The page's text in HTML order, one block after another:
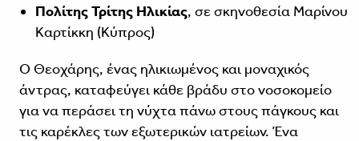
Πολίτης Τρίτης Ηλικίας, σε σκηνοθεσία Μαρίνου
Καρτίκκη (Κύπρος)
Ο Θεοχάρης, ένας ηλικιωμένος και μοναχικός
άντρας, καταφεύγει κάθε βράδυ στο νοσοκομείο
για να περάσει τη νύχτα πάνω στους πάγκους και
τις καρέκλες των εξωτερικών ιατρείων. Ένα